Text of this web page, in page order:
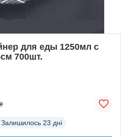
для еды 1250мл с
700шт.
Залишилось 23 дні